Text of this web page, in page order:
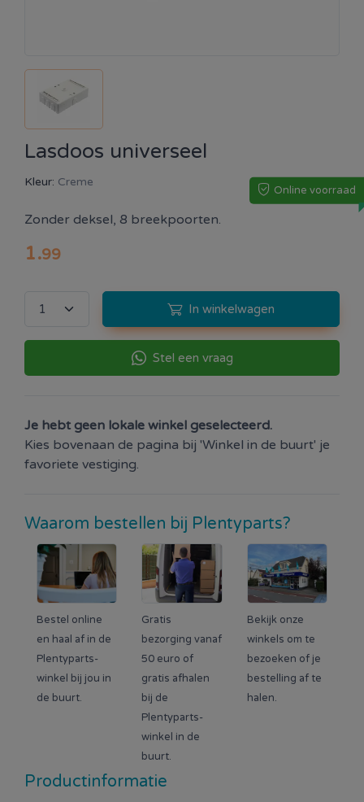
Lasdoos universeel
Kleur: Creme
Online voorraad
Zonder deksel, 8 breekpoorten.
1.99
In winkelwagen
Stel een vraag
Je hebt geen lokale winkel geselecteerd.
Kies bovenaan de pagina bij 'Winkel in de buurt' je
favoriete vestiging.
Waarom bestellen bij Plentyparts?
Bestel online
en haal af in de
Plentyparts-
winkel bij jou in
de buurt.
Gratis
bezorging vanaf
50 euro of
gratis afhalen
bij de
Plentyparts-
winkel in de
buurt.
Bekijk onze
winkels om te
bezoeken of je
bestelling af te
halen.
Productinformatie